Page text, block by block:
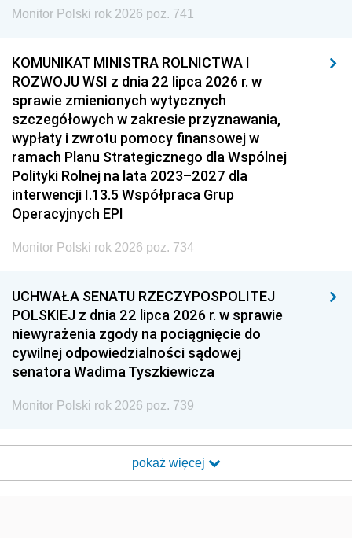
Monitor Polski rok 2026 poz. 741
KOMUNIKAT MINISTRA ROLNICTWA I
ROZWOJU WSI z dnia 22 lipca 2026 r. w
sprawie zmienionych wytycznych
szczegółowych w zakresie przyznawania,
wypłaty i zwrotu pomocy finansowej w
ramach Planu Strategicznego dla Wspólnej
Polityki Rolnej na lata 2023–2027 dla
interwencji I.13.5 Współpraca Grup
Operacyjnych EPI
Monitor Polski rok 2026 poz. 734
UCHWAŁA SENATU RZECZYPOSPOLITEJ
POLSKIEJ z dnia 22 lipca 2026 r. w sprawie
niewyrażenia zgody na pociągnięcie do
cywilnej odpowiedzialności sądowej
senatora Wadima Tyszkiewicza
Monitor Polski rok 2026 poz. 739
pokaż więcej